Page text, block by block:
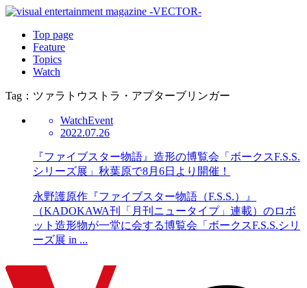
Top page
Feature
Topics
Watch
Tag：ツァラトウストラ・アプターブリンガー
WatchEvent
2022.07.26
『ファイブスター物語』造形の博覧会「ボークスF.S.S.
シリーズ展」秋葉原で8月6日より開催！
永野護原作『ファイブスター物語（F.S.S.）』
（KADOKAWA刊「月刊ニュータイプ」連載）のロボ
ット造形物が一堂に会する博覧会「ボークスF.S.S.シリ
ーズ展 in ...